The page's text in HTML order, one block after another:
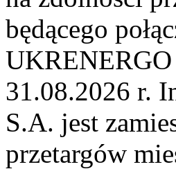
będącego
31.08.2026 r.
S.A. jest
przetargów